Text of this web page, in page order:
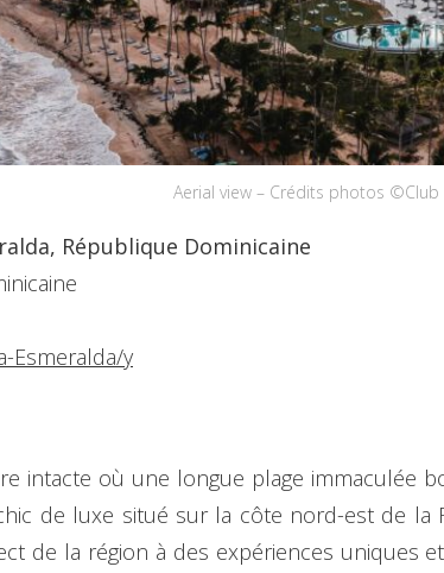
Aerial view – Crédits photos
République Dominicaine
Esmeralda/y
intacte où une longue plage immaculée
de luxe situé sur la côte nord-est de la
de la région à des expériences uniques